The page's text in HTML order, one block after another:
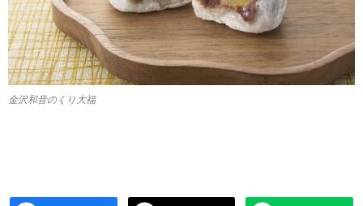
金沢和音のくり大福